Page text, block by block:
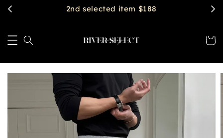
2nd selected item $188